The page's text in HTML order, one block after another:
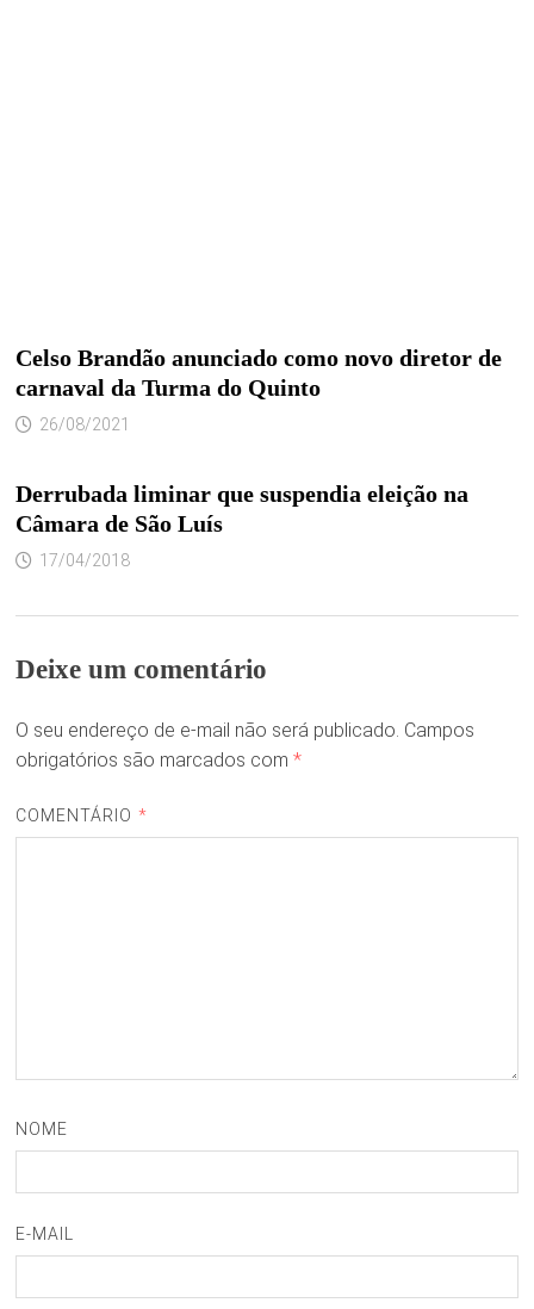
Celso Brandão anunciado como novo diretor de
carnaval da Turma do Quinto
26/08/2021
Derrubada liminar que suspendia eleição na
Câmara de São Luís
17/04/2018
Deixe um comentário
O seu endereço de e-mail não será publicado. Campos
obrigatórios são marcados com *
COMENTÁRIO *
NOME
E-MAIL